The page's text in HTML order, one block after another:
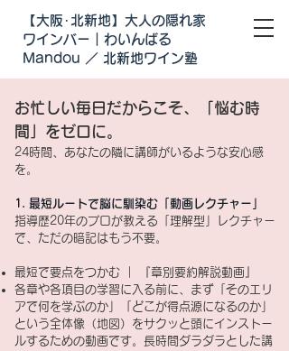
【大阪･北新地】大人の隠れ家
ワインバー｜わいんばる
Mandou ／ 北新地ワイン塾
お忙しい毎日だからこそ、「悩む時
間」をゼロに。
24時間、あなたの隣に講師がいるような安心感
を。​
1. 最短ルートで脳に馴染む「動画レクチャー」
指導歴20年のプロが教える「理解型」レクチャー
で、ただの暗記はもう不要。
最短で要点をつかむ ｜ 『章別要約解説動画』
各章や各項目の学習に入る前に、まず「そのエリ
アで何を学ぶのか」「どこが得点源になるのか」
という全体像（地図）をサクッと頭にインストー
ルするための動画です。長時間ダラダラとした講